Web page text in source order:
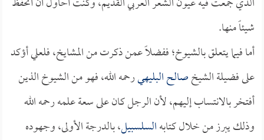
شيئاً منها.
أما فيما يتعلق بالشيوخ؛ ففضلاً عمن ذكرت من المشايخ، فلعلي أؤكد
على فضيلة الشيخصالح البليهيرحمه الله، فهو من الشيوخ الذين
أفتخر بالانتساب إليهم، لأن الرجل كان على سعة علمه رحمه الله
وذلك يبرز من خلال كتابهالسلسبيل، بالدرجة الأولى، وجهوده